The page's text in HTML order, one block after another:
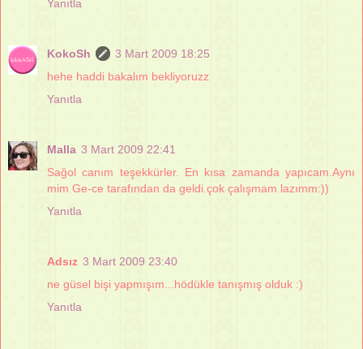
Yanıtla
KokoSh
3 Mart 2009 18:25
hehe haddi bakalım bekliyoruzz
Yanıtla
Malla 3 Mart 2009 22:41
Sağol canım teşekkürler. En kısa zamanda yapıcam.Aynı
mim Ge-ce tarafından da geldi.çok çalışmam lazımm:))
Yanıtla
Adsız 3 Mart 2009 23:40
ne güsel bişi yapmışım...hödükle tanışmış olduk :)
Yanıtla